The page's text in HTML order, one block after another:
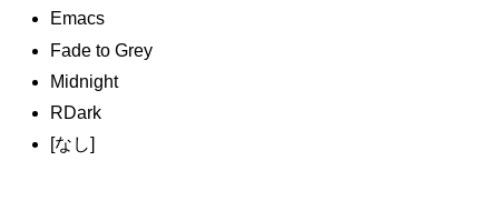
Emacs
Fade to Grey
Midnight
RDark
[なし]